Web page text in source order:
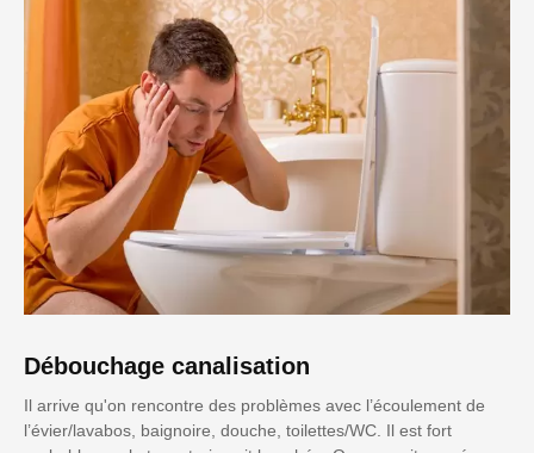
Débouchage canalisation
Il arrive qu'on rencontre des problèmes avec l’écoulement de
l’évier/lavabos, baignoire, douche, toilettes/WC. Il est fort